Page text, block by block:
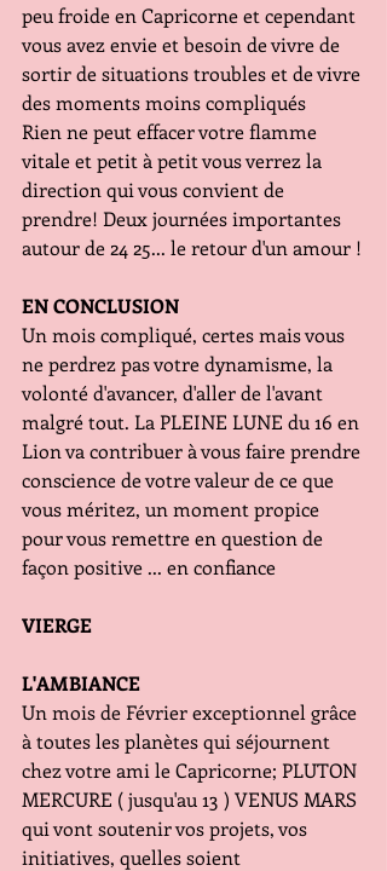
peu froide en Capricorne et cependant
vous avez envie et besoin de vivre de
sortir de situations troubles et de vivre
des moments moins compliqués
Rien ne peut effacer votre flamme
vitale et petit à petit vous verrez la
direction qui vous convient de
prendre! Deux journées importantes
autour de 24 25... le retour d'un amour !
EN CONCLUSION
Un mois compliqué, certes mais vous
ne perdrez pas votre dynamisme, la
volonté d'avancer, d'aller de l'avant
malgré tout. La PLEINE LUNE du 16 en
Lion va contribuer à vous faire prendre
conscience de votre valeur de ce que
vous méritez, un moment propice
pour vous remettre en question de
façon positive ... en confiance
VIERGE
L'AMBIANCE
Un mois de Février exceptionnel grâce
à toutes les planètes qui séjournent
chez votre ami le Capricorne; PLUTON
MERCURE ( jusqu'au 13 ) VENUS MARS
qui vont soutenir vos projets, vos
initiatives, quelles soient